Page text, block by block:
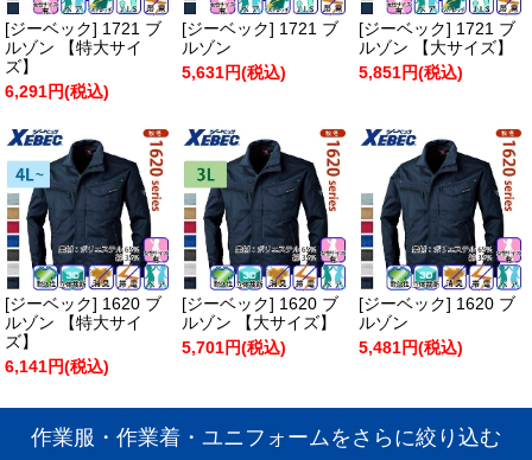
[ジーベック] 1721 ブ
ルゾン 【特大サイ
ズ】
6,291円(税込)
[ジーベック] 1721 ブ
ルゾン
5,631円(税込)
[ジーベック] 1721 ブ
ルゾン 【大サイズ】
5,851円(税込)
[ジーベック] 1620 ブ
ルゾン 【特大サイ
ズ】
6,141円(税込)
[ジーベック] 1620 ブ
ルゾン 【大サイズ】
5,701円(税込)
[ジーベック] 1620 ブ
ルゾン
5,481円(税込)
作業服・作業着・ユニフォームをさらに絞り込む